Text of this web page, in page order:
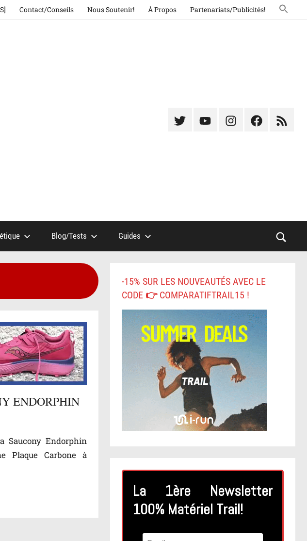
Contact/Conseils Nous Soutenir! À Propos Partenariats/Publicités!
ÉlémentÉlémentÉlémentÉlément
Blog/Tests Guides
ENDORPHIN
Saucony Endorphin
Plaque Carbone à
-15% SUR LES NOUVEAUTÉS AVEC LE
CODE 👉 COMPARATIFTRAIL15 !
La 1ère Newsletter
100% Matériel Trail!